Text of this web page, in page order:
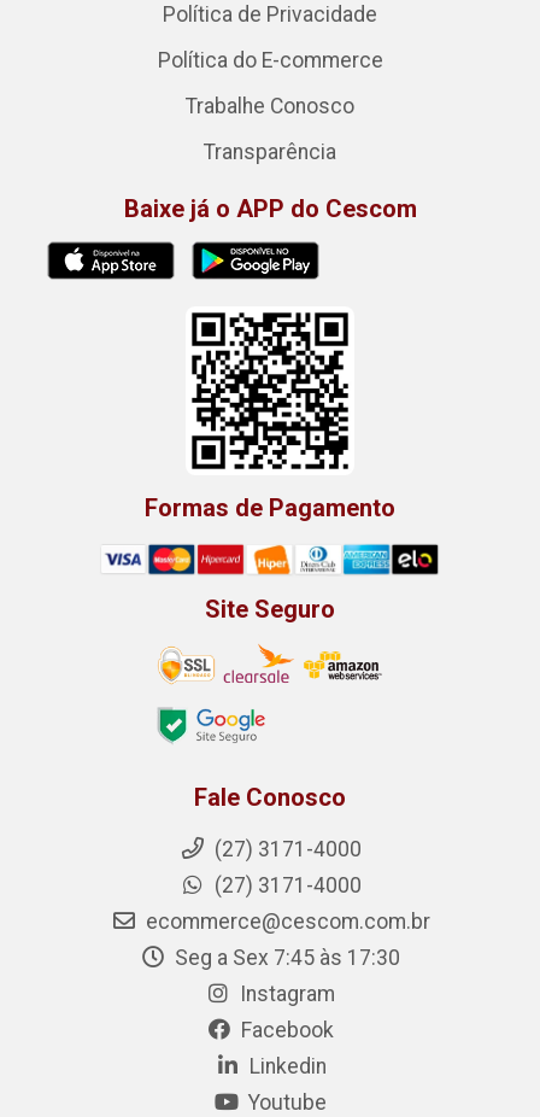
Política de Privacidade
Política do E-commerce
Trabalhe Conosco
Transparência
Baixe já o APP do Cescom
Formas de Pagamento
Site Seguro
Fale Conosco
(27) 3171-4000
(27) 3171-4000
ecommerce@cescom.com.br
Seg a Sex 7:45 às 17:30
Instagram
Facebook
Linkedin
Youtube